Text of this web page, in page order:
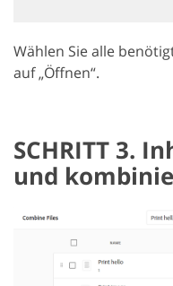
Wählen Sie alle
auf „Öffnen“.
SCHRITT 3.
und